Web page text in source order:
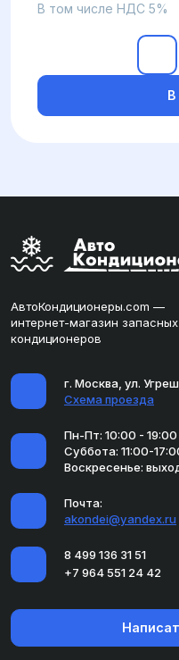
В том числе НДС 5%
В
АвтоКондиционеры.com —
интернет-магазин
кондиционеров
г. Москва, ул.
Схема проезда
Пн-Пт: 10:00 -
Суббота: 11:00-
Воскресенье:
Почта:
akondei@yandex.ru
8 499 136 31 51
+7 964 551 24 42